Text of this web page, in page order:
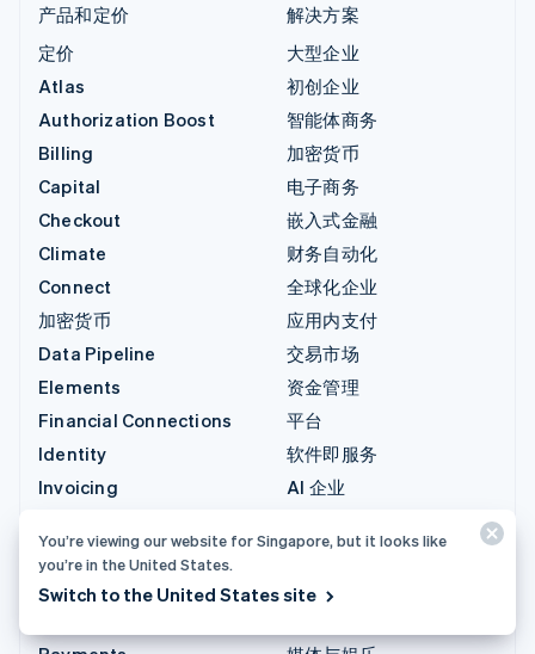
产品和定价
定价
Atlas
Authorization Boost
Billing
Capital
Checkout
Climate
Connect
加密货币
Data Pipeline
Elements
Financial Connections
Identity
Invoicing
Link
Managed Payments
解决方案
大型企业
初创企业
智能体商务
加密货币
电子商务
嵌入式金融
财务自动化
全球化企业
应用内支付
交易市场
资金管理
平台
软件即服务
AI 企业
游戏
酒店、旅游与休闲
You’re viewing our website for Singapore, but it looks like
you’re in the United States.
Switch to the United States site